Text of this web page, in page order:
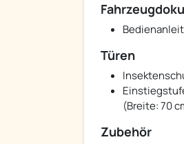
Türen
(Breite: 70
Zubehör